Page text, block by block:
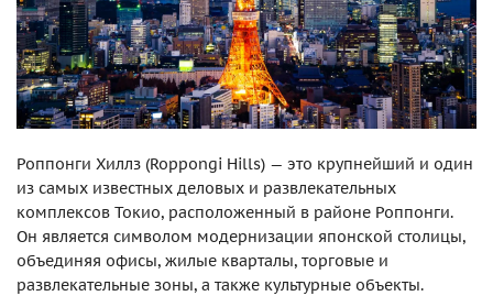
Роппонги Хиллз (Roppongi Hills) — это крупнейший и один
из самых известных деловых и развлекательных
комплексов Токио, расположенный в районе Роппонги.
Он является символом модернизации японской столицы,
объединяя офисы, жилые кварталы, торговые и
развлекательные зоны, а также культурные объекты.